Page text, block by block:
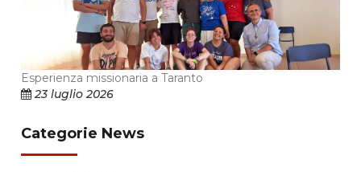
Esperienza missionaria a Taranto
23 luglio 2026
Categorie News